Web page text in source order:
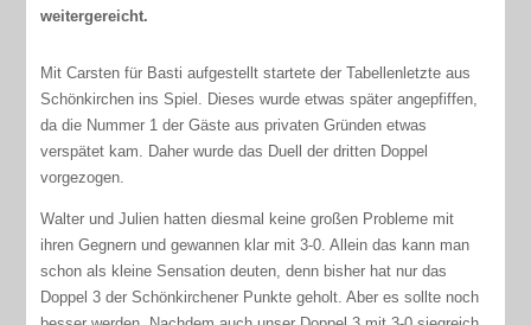
weitergereicht.
Mit Carsten für Basti aufgestellt startete der Tabellenletzte aus
Schönkirchen ins Spiel. Dieses wurde etwas später angepfiffen,
da die Nummer 1 der Gäste aus privaten Gründen etwas
verspätet kam. Daher wurde das Duell der dritten Doppel
vorgezogen.
Walter und Julien hatten diesmal keine großen Probleme mit
ihren Gegnern und gewannen klar mit 3-0. Allein das kann man
schon als kleine Sensation deuten, denn bisher hat nur das
Doppel 3 der Schönkirchener Punkte geholt. Aber es sollte noch